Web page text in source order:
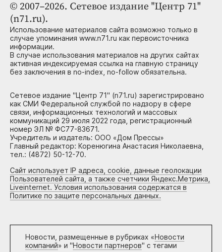
© 2007–2026. Сетевое издание "Центр 71"
(n71.ru).
Использование материалов сайта возможно только в
случае упоминания www.n71.ru как первоисточника
информации.
В случае использования материалов на других сайтах
активная индексируемая ссылка на главную страницу
без заключения в no-index, no-follow обязательна.
Сетевое издание "Центр 71" (n71.ru) зарегистрировано
как СМИ Федеральной службой по надзору в сфере
связи, информационных технологий и массовых
коммуникаций 29 июля 2022 года, регистрационный
номер ЭЛ № ФС77-83671.
Учредитель и издатель: ООО «Дом Прессы»
Главный редактор: Коренюгина Анастасия Николаевна,
тел.: (4872) 50-12-70.
Сайт использует IP адреса, cookie, данные геолокации
Пользователей сайта, а также счетчики Яндекс.Метрика,
Liveinternet. Условия использования содержатся в
Политике по защите персональных данных.
Новости, размещенные в рубриках «Новости
компаний» и "Новости партнеров" с тегами